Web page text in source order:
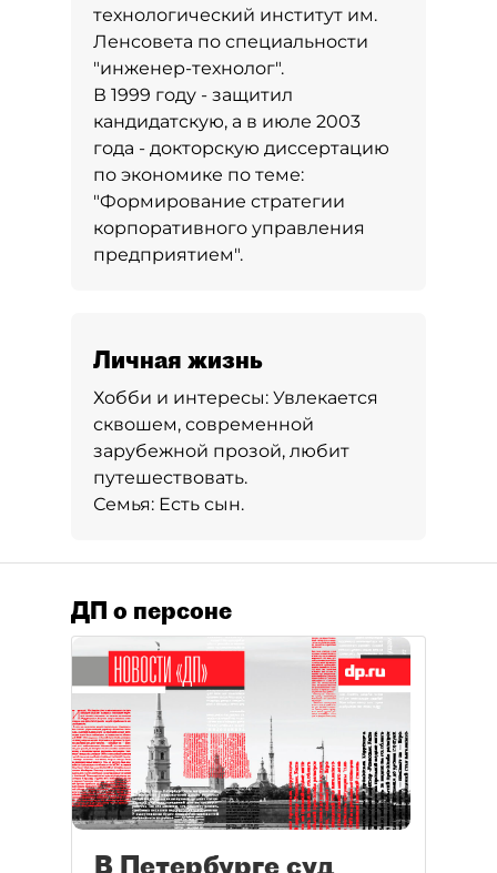
технологический институт им.
Ленсовета по специальности
"инженер-технолог".
В 1999 году - защитил
кандидатскую, а в июле 2003
года - докторскую диссертацию
по экономике по теме:
"Формирование стратегии
корпоративного управления
предприятием".
Личная жизнь
Хобби и интересы: Увлекается
сквошем, современной
зарубежной прозой, любит
путешествовать.
Семья: Есть сын.
ДП о персоне
В Петербурге суд